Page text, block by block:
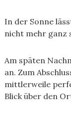
In der Sonne
nicht mehr ganz
Am späten
an. Zum
mittlerweile
Blick über den